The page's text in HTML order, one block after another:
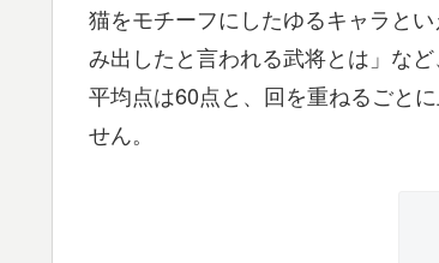
猫をモチーフにしたゆるキャラと
み出したと言われる武将とは」な
平均点は60点と、回を重ねるごと
せん。